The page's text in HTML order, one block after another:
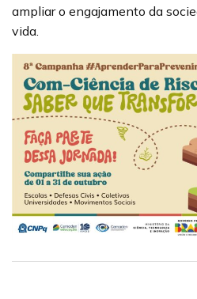
ampliar o engajamento da
vida.